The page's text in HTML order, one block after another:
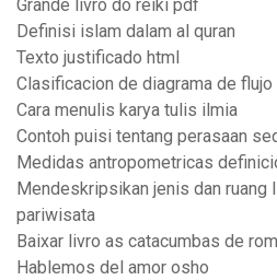
Grande livro do reiki pdf
Definisi islam dalam al quran
Texto justificado html
Clasificacion de diagrama de flujo
Cara menulis karya tulis ilmia
Contoh puisi tentang perasaan
Medidas antropometricas
Mendeskripsikan jenis dan ruang
pariwisata
Baixar livro as catacumbas de
Hablemos del amor osho